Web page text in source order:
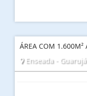
ÁREA COM 1.600M²
Enseada - Guarujá